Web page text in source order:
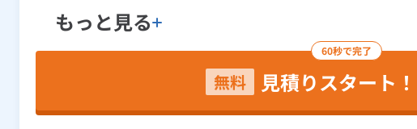
もっと見る
60秒で完了
無料 見積りスタート！